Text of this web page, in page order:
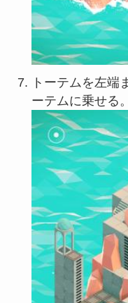
トーテムを左端
ーテムに乗せる。